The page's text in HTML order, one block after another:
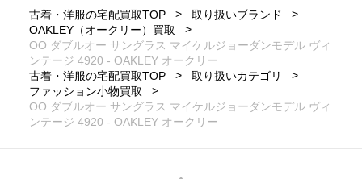
古着・洋服の宅配買取TOP
取り扱いブランド
OAKLEY（オークリー）買取
OO ダブルオー サングラス マイケルジョーダンモデル ヴィ
ンテージ 4920 - OAKLEY オークリー
古着・洋服の宅配買取TOP
取り扱いカテゴリ
ファッション小物買取
OO ダブルオー サングラス マイケルジョーダンモデル ヴィ
ンテージ 4920 - OAKLEY オークリー